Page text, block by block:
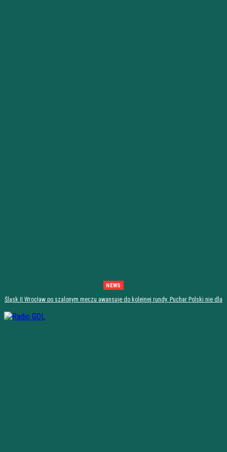
NEWS
Śląsk II Wrocław po szalonym meczu awansuje do kolejnej rundy. Puchar Polski nie dla